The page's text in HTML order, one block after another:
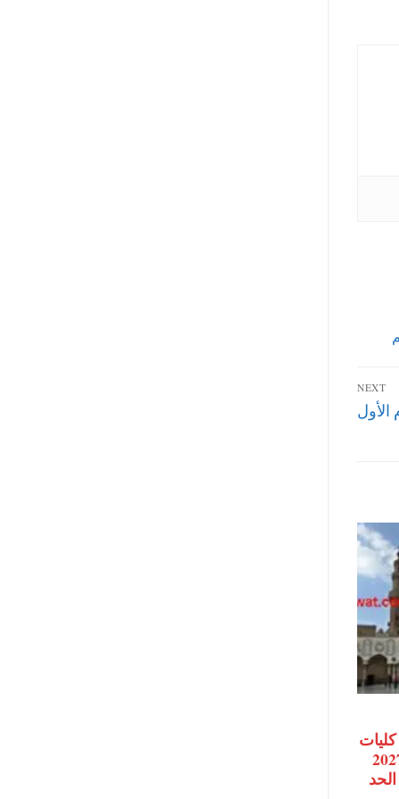
NEXT
2026-2027